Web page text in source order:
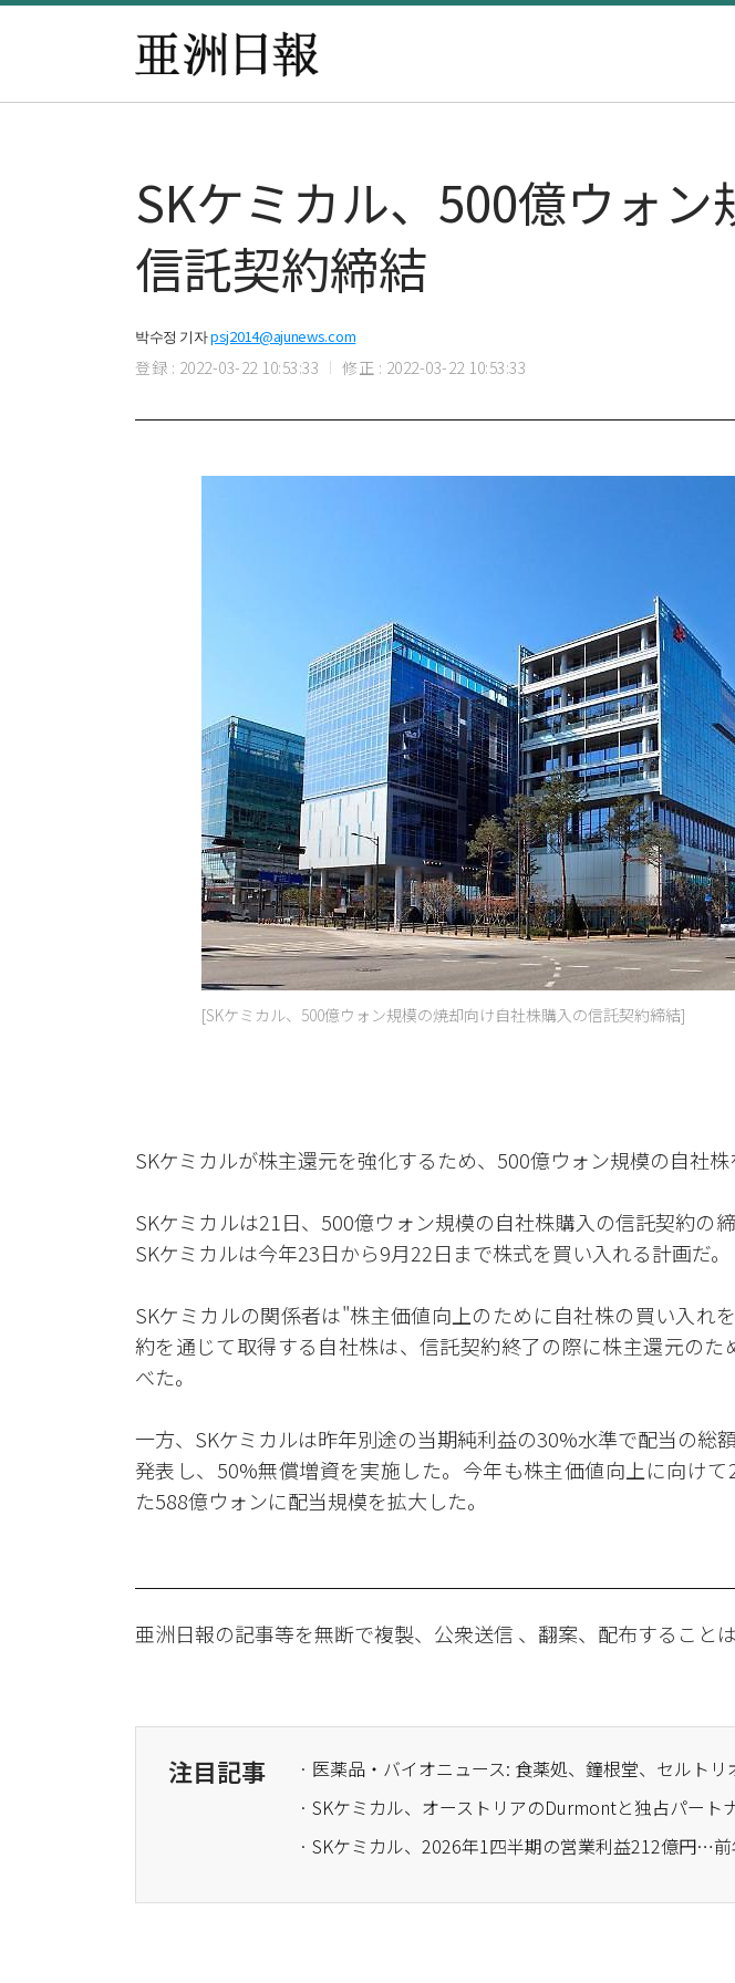
SKケミカル、500億ウォ
信託契約締結
박수정 기자psj2014@ajunews.com
登録 : 2022-03-22 10:53:33 修正 : 2022-03-22 10:53:33
[SKケミカル、500億ウォン規模の焼却向け自社株購入の信託契約締結]
SKケミカルが株主還元を強化するため、500億ウォン規模の自社株
SKケミカルは21日、500億ウォン規模の自社株購入の信託契約の
SKケミカルは今年23日から9月22日まで株式を買い入れる計画だ。
SKケミカルの関係者は"株主価値向上のために自社株の買い入れ
約を通じて取得する自社株は、信託契約終了の際に株主還元の
べた。
一方、SKケミカルは昨年別途の当期純利益の30%水準で配当の総
発表し、50%無償増資を実施した。今年も株主価値向上に向け
た588億ウォンに配当規模を拡大した。
亜洲日報の記事等を無断で複製、公衆送信 、翻案、配布することは
注目記事
· SKケミカル、オーストリアのDurmontと独占パート
· SKケミカル、2026年1四半期の営業利益212億円…